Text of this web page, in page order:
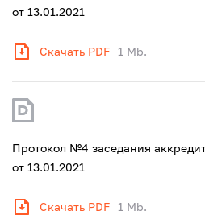
от 13.01.2021
Скачать PDF 1 Mb.
Протокол №4 заседания
от 13.01.2021
Скачать PDF 1 Mb.